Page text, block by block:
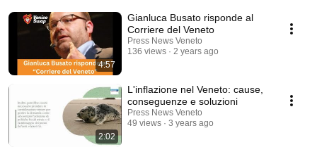
4:57
Gianluca Busato risponde al
Corriere del Veneto
Press News Veneto
136 views
2 years ago
2:02
L'inflazione nel Veneto: cause,
conseguenze e soluzioni
Press News Veneto
49 views
3 years ago